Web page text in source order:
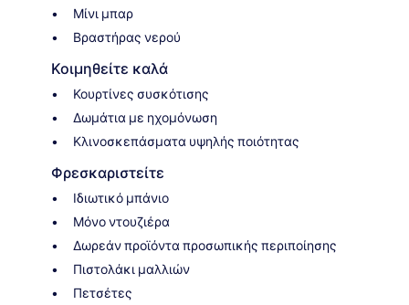
Μίνι μπαρ
Βραστήρας νερού
Κοιμηθείτε καλά
Κουρτίνες συσκότισης
Δωμάτια με ηχομόνωση
Κλινοσκεπάσματα υψηλής ποιότητας
Φρεσκαριστείτε
Ιδιωτικό μπάνιο
Μόνο ντουζιέρα
Δωρεάν προϊόντα προσωπικής περιποίησης
Πιστολάκι μαλλιών
Πετσέτες